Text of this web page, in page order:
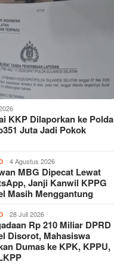
KKP Dilaporkan ke Polda
Juta Jadi Pokok
4 Agustus 2026
MBG Dipecat Lewat
Janji Kanwil KPPG
Masih Menggantung
28 Juli 2026
Rp 210 Miliar DPRD
Disorot, Mahasiswa
Dumas ke KPK, KPPU,